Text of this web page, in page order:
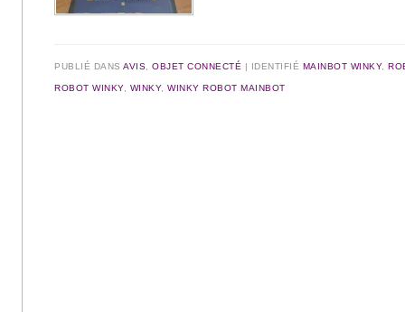
PUBLIÉ DANSAVIS ,OBJET CONNECTÉ IDENTIFIÉ MAINBOT WINKY,
ROBOT WINKY, WINKY,WINKY ROBOT MAINBOT